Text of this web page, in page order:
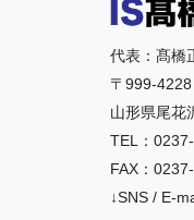
代表：髙橋
〒999-4228
山形県尾花
TEL：
FAX：
↓SNS / E-